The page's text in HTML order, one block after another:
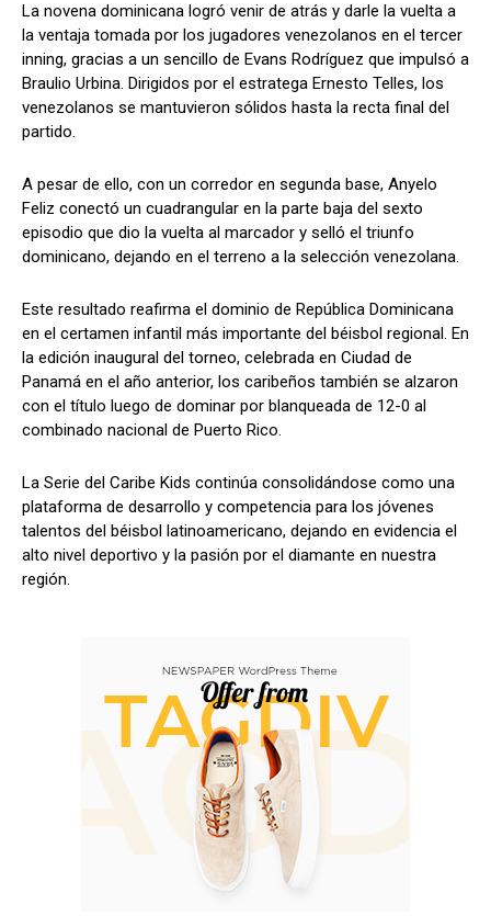
La novena dominicana logró venir de atrás y darle la vuelta a
la ventaja tomada por los jugadores venezolanos en el tercer
inning, gracias a un sencillo de Evans Rodríguez que impulsó a
Braulio Urbina. Dirigidos por el estratega Ernesto Telles, los
venezolanos se mantuvieron sólidos hasta la recta final del
partido.
A pesar de ello, con un corredor en segunda base, Anyelo
Feliz conectó un cuadrangular en la parte baja del sexto
episodio que dio la vuelta al marcador y selló el triunfo
dominicano, dejando en el terreno a la selección venezolana.
Este resultado reafirma el dominio de República Dominicana
en el certamen infantil más importante del béisbol regional. En
la edición inaugural del torneo, celebrada en Ciudad de
Panamá en el año anterior, los caribeños también se alzaron
con el título luego de dominar por blanqueada de 12-0 al
combinado nacional de Puerto Rico.
La Serie del Caribe Kids continúa consolidándose como una
plataforma de desarrollo y competencia para los jóvenes
talentos del béisbol latinoamericano, dejando en evidencia el
alto nivel deportivo y la pasión por el diamante en nuestra
región.